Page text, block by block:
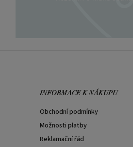
INFORMACE K NÁKUPU
Obchodní podmínky
Možnosti platby
Reklamační řád